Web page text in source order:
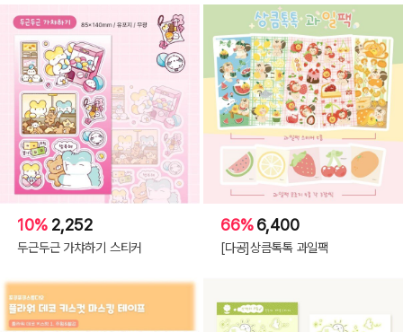
10% 2,252
두근두근 가챠하기 스티커
66%6,400
[다공]상큼톡톡 과일팩